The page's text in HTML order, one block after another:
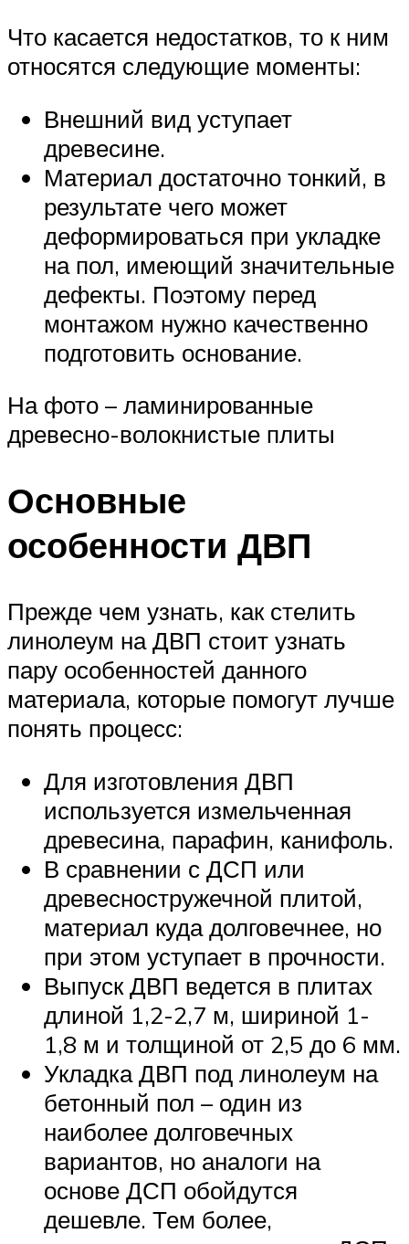
Что касается недостатков, то к ним
относятся следующие моменты:
Внешний вид уступает
древесине.
Материал достаточно тонкий, в
результате чего может
деформироваться при укладке
на пол, имеющий значительные
дефекты. Поэтому перед
монтажом нужно качественно
подготовить основание.
На фото – ламинированные
древесно-волокнистые плиты
Основные
особенности ДВП
Прежде чем узнать, как стелить
линолеум на ДВП стоит узнать
пару особенностей данного
материала, которые помогут лучше
понять процесс:
Для изготовления ДВП
используется измельченная
древесина, парафин, канифоль.
В сравнении с ДСП или
древесностружечной плитой,
материал куда долговечнее, но
при этом уступает в прочности.
Выпуск ДВП ведется в плитах
длиной 1,2-2,7 м, шириной 1-
1,8 м и толщиной от 2,5 до 6 мм.
Укладка ДВП под линолеум на
бетонный пол – один из
наиболее долговечных
вариантов, но аналоги на
основе ДСП обойдутся
дешевле. Тем более,